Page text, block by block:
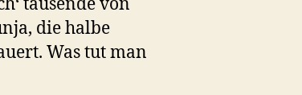
tausende von
die halbe
Was tut man